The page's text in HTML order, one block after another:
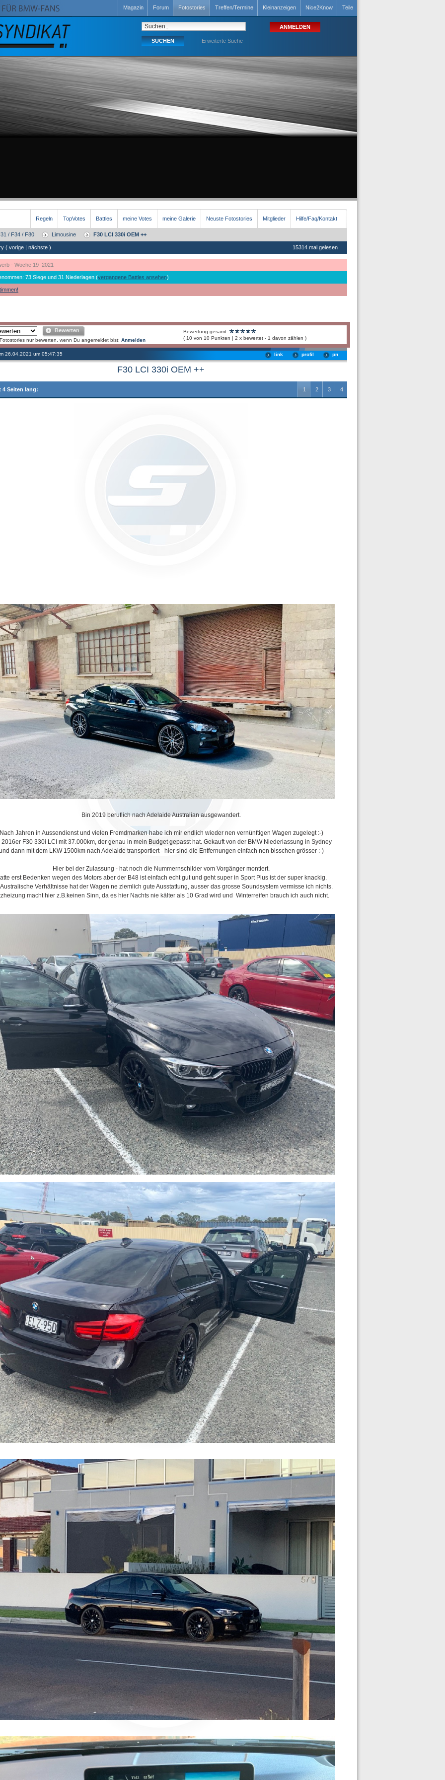
Magazin Forum Fotostories Treffen/Termine Kleinanzeigen Nice2Know Teile
Erweiterte Suche
Regeln TopVotes Battles meine Votes meine Galerie Neuste Fotostories Mitglieder Hilfe/Faq/Kontakt
/ F34 / F80 Limousine F30 LCI 330i OEM ++
( vorige | nächste ) 15314 mal gelesen
- Woche 19 2021
73 Siege und 31 Niederlagen (vergangene Battles ansehen)
Bewerten
nur bewerten, wenn Du angemeldet bist: Anmelden
Bewertung gesamt:
( 10 von 10 Punkten | 2 x bewertet - 1 davon zählen )
26.04.2021 um 05:47:35 pn
profil
link
F30 LCI 330i OEM ++
4 Seiten lang: 1 2 3 4
Bin 2019 beruflich nach Adelaide Australian ausgewandert.
Jahren in Aussendienst und vielen Fremdmarken habe ich mir endlich wieder nen vernünftigen Wagen zugelegt :-)
2016er F30 330i LCI mit 37.000km, der genau in mein Budget gepasst hat. Gekauft von der BMW Niederlassung in Sydney
dann mit dem LKW 1500km nach Adelaide transportiert - hier sind die Entfernungen einfach nen bisschen grösser :-)
Hier bei der Zulassung - hat noch die Nummernschilder vom Vorgänger montiert.
erst Bedenken wegen des Motors aber der B48 ist einfach echt gut und geht super in Sport Plus ist der super knackig.
Verhältnisse hat der Wagen ne ziemlich gute Ausstattung, ausser das grosse Soundsystem vermisse ich nichts.
macht hier z.B.keinen Sinn, da es hier Nachts nie kälter als 10 Grad wird und Winterreifen brauch ich auch nicht.